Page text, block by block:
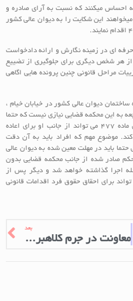
احساس میکنند که نسبت به آرای صادره و
این شکایت را به دیوان عالی کشور
و حرفه ای در زمینه نگارش و ارائه دادخواست
از هر شخص دیگری برای جلوگیری از تضییع
مراحل قانونی چنین پرونده هایی اگاهی
دیوان عالی کشور در خیابان خیام ،
به این محکمه قضایی نیازی نیست که حتما
خود شخص شاکی حضور داشته باشد، وکیل ماده 477 می تواند از جانب او برای اعاده
موضوع مهم که افراد باید به آن دقت
باید در مهلت معین شده به دیوان عالی
صادر شده از جانب محکمه قضایی بدون
اجرا گذاشته خواهد شد و دیگر پس از
مدت زمان، وکیل ماده 477 نمی تواند برای احقاق حقوق فرد اقدامات قانونی
بعد
معاونت در جرم کلاهبرداری